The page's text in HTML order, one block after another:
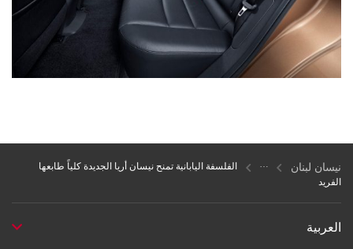
نيسان لبنان
الفلسفة اليابانية تمنح نيسان أريا الجديدة كلياً طابعها
الفريد
العربية